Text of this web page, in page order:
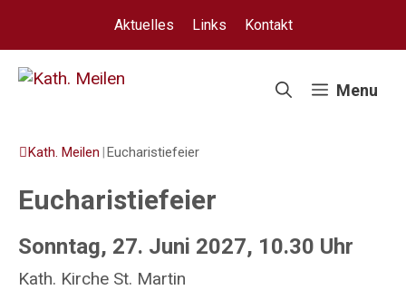
Inhalt
Aktuelles Links Kontakt
Menu
Kath. Meilen |Eucharistiefeier
Eucharistiefeier
Sonntag, 27. Juni 2027, 10.30 Uhr
Kath. Kirche St. Martin